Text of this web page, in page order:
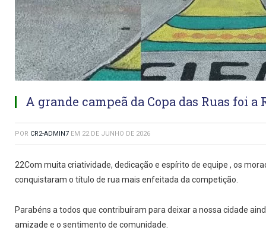
A grande campeã da Copa das Ruas foi a
POR CR2-ADMIN7 EM 22 DE JUNHO DE 2026
22Com muita criatividade, dedicação e espírito de equipe , os
conquistaram o título de rua mais enfeitada da competição.
Parabéns a todos que contribuíram para deixar a nossa cidade
amizade e o sentimento de comunidade.